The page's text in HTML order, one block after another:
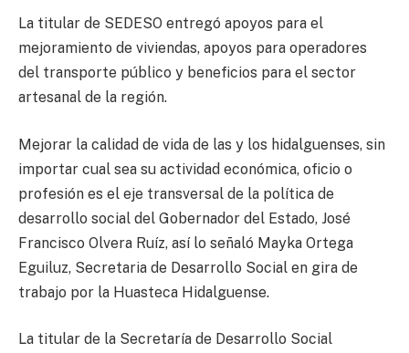
La titular de SEDESO entregó apoyos para el
mejoramiento de viviendas, apoyos para operadores
del transporte público y beneficios para el sector
artesanal de la región.
Mejorar la calidad de vida de las y los hidalguenses, sin
importar cual sea su actividad económica, oficio o
profesión es el eje transversal de la política de
desarrollo social del Gobernador del Estado, José
Francisco Olvera Ruíz, así lo señaló Mayka Ortega
Eguiluz, Secretaria de Desarrollo Social en gira de
trabajo por la Huasteca Hidalguense.
La titular de la Secretaría de Desarrollo Social